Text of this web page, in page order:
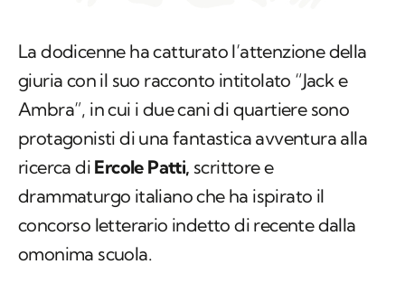
La dodicenne ha catturato l’attenzione della
giuria con il suo racconto intitolato “Jack e
Ambra”, in cui i due cani di quartiere sono
protagonisti di una fantastica avventura alla
ricerca di Ercole Patti, scrittore e
drammaturgo italiano che ha ispirato il
concorso letterario indetto di recente dalla
omonima scuola.